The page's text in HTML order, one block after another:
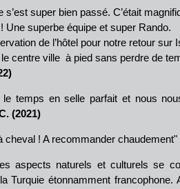
super bien passé. C’était
superbe équipe et super Rando.
de l’hôtel pour notre retour sur
centre ville à pied sans perdre de
temps en selle parfait et nous
(2021)
cheval ! A recommander
aspects naturels et culturels se
Turquie étonnamment